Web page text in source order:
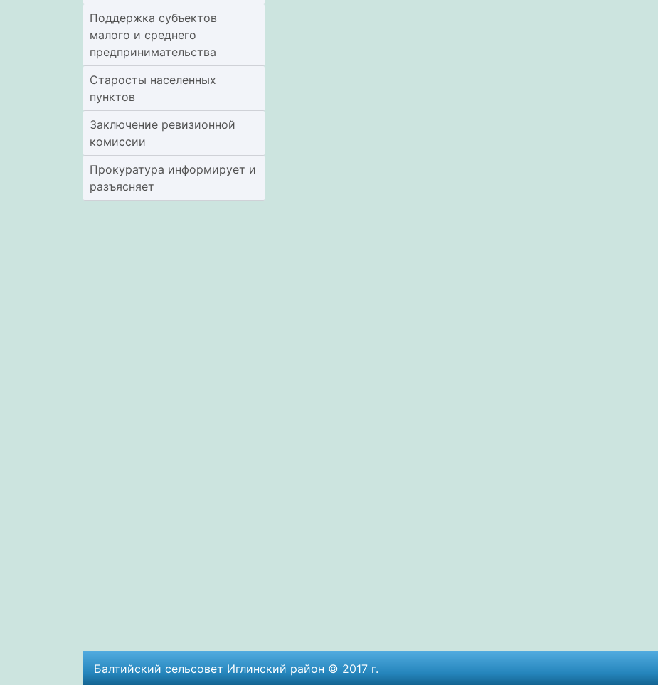
Поддержка субъектов
малого и среднего
предпринимательства
Старосты населенных
пунктов
Заключение ревизионной
комиссии
Прокуратура информирует и
разъясняет
Балтийский сельсовет Иглинский район © 2017 г.